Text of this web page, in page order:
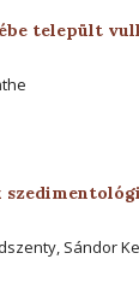
települt
Sándor